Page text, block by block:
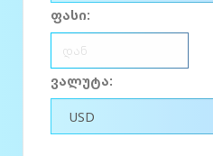
ფასი:
ვალუტა:
USD